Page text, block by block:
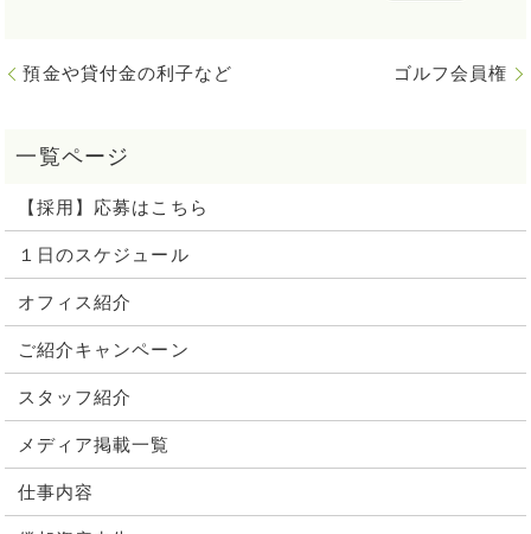
預金や貸付金の利子など ゴルフ会員権
【採用】応募はこちら
１日のスケジュール
オフィス紹介
ご紹介キャンペーン
スタッフ紹介
メディア掲載一覧
仕事内容